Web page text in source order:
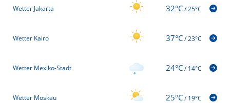
Wetter Jakarta 32°C/25°C
Wetter Kairo 37°C/23°C
Wetter Mexiko-Stadt 24°C/14°C
Wetter Moskau 25°C/19°C